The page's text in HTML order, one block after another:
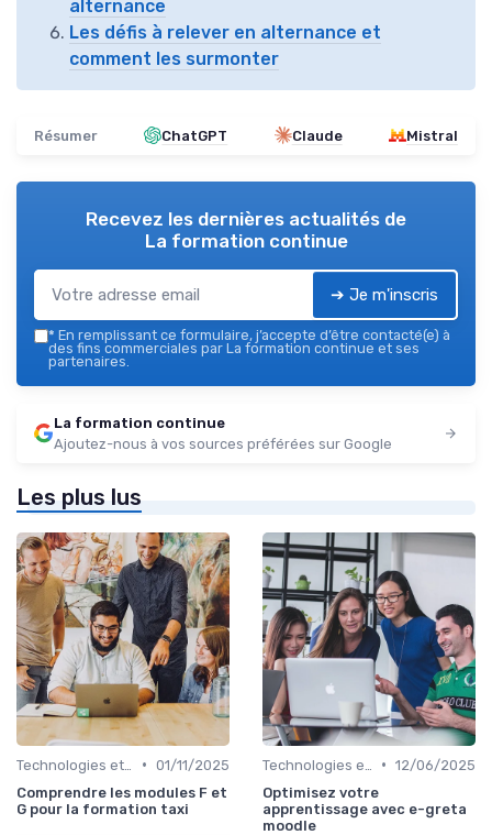
alternance
Les défis à relever en alternance et
comment les surmonter
Résumer ChatGPT Claude Mistral
Recevez les dernières actualités de
La formation continue
➔ Je m'inscris
* En remplissant ce formulaire, j’accepte d’être contacté(e) à
des fins commerciales par La formation continue et ses
partenaires.
La formation continue
Ajoutez-nous à vos sources préférées sur Google
Les plus lus
• 01/11/2025
Comprendre les modules F et
G pour la formation taxi
• 12/06/2025
Optimisez votre
apprentissage avec e-greta
moodle